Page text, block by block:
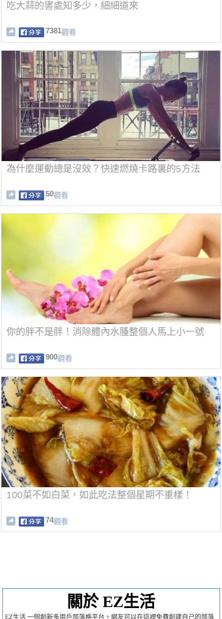
吃大蒜的害處知多少，細細道來
7381觀看
為什麼運動總是沒效？快速燃燒卡路裏的5方法
50觀看
你的胖不是胖！消除體內水腫整個人馬上小一號
900觀看
100菜不如白菜，如此吃法整個星期不重樣！
74觀看
關於 EZ生活
EZ生活 一個創新多用戶部落格平台。網友可以在這裡免費創建自己的部落